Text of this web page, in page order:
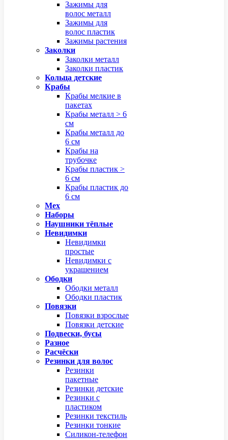
Зажимы для
волос металл
Зажимы для
волос пластик
Зажимы растения
Заколки
Заколки металл
Заколки пластик
Кольца детские
Крабы
Крабы мелкие в
пакетах
Крабы металл > 6
см
Крабы металл до
6 см
Крабы на
трубочке
Крабы пластик >
6 см
Крабы пластик до
6 см
Мех
Наборы
Наушники тёплые
Невидимки
Невидимки
простые
Невидимки с
украшением
Ободки
Ободки металл
Ободки пластик
Повязки
Повязки взрослые
Повязки детские
Подвески, бусы
Разное
Расчёски
Резинки для волос
Резинки
пакетные
Резинки детские
Резинки с
пластиком
Резинки текстиль
Резинки тонкие
Силикон-телефон